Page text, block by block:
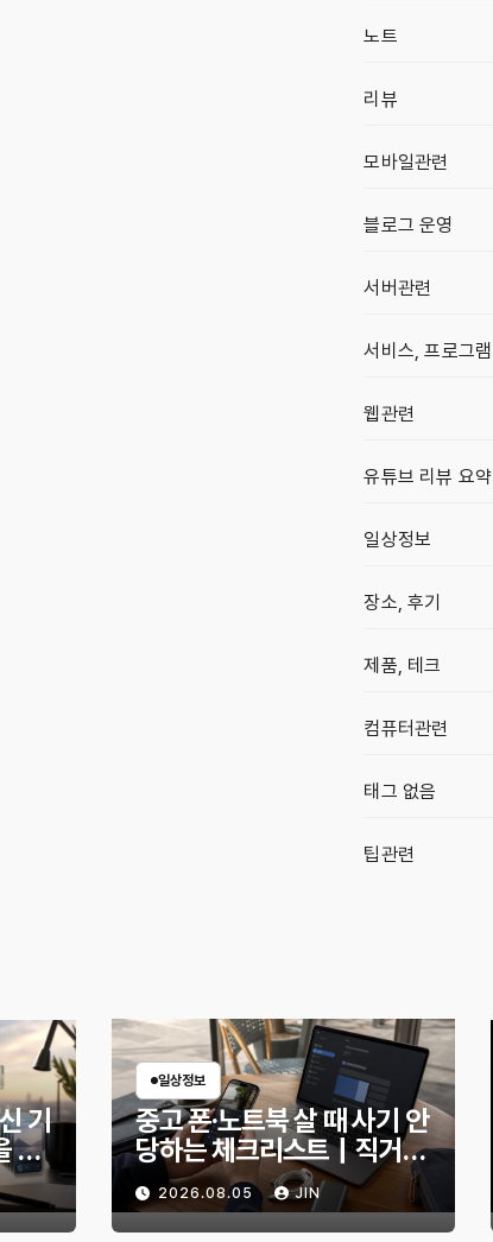
노트
리뷰
모바일관련
블로그 운영
서버관련
서비스, 프로그램
웹관련
유튜브 리뷰 요약
일상정보
장소, 후기
제품, 테크
컴퓨터관련
태그 없음
팁관련
기
만
일상정보
중고 폰·노트북 살 때 사기 안
당하는 체크리스트｜직거래
전 무엇을 확인해야 할까?
2026.08.05 JIN